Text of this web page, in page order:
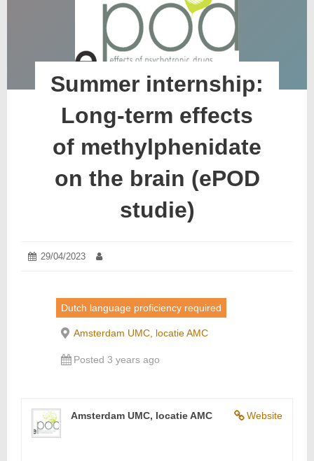
Summer internship:
Long-term effects
of methylphenidate
on the brain (ePOD
studie)
Posted
29/04/2023 04/05/2023
Dutch language proficiency required
Amsterdam UMC, locatie AMC
Posted 3 years ago
Website
Amsterdam UMC, locatie AMC